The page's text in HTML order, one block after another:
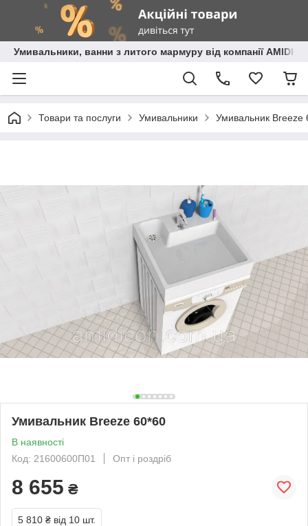
Умивальники, ванни з литого мармуру від компанії
Товари та послуги Умивальники Умивальник Breeze
Умивальник Breeze 60*60
В наявності
Код: 21600600П01
Опт і роздріб
8 655 ₴
5 810 ₴ від 10 шт.